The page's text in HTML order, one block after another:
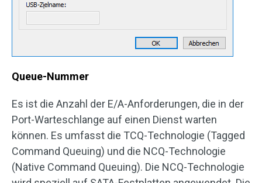
Queue-Nummer
Es ist die Anzahl der E/A-Anforderungen, die in der
Port-Warteschlange auf einen Dienst warten
können. Es umfasst die TCQ-Technologie (Tagged
Command Queuing) und die NCQ-Technologie
(Native Command Queuing). Die NCQ-Technologie